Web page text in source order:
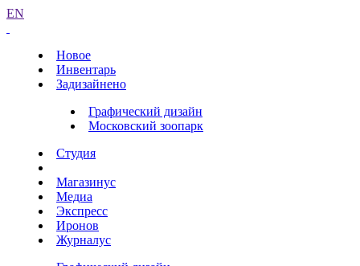
EN
Новое
Инвентарь
Задизайнено
Графический дизайн
Московский зоопарк
Студия
Магазинус
Медиа
Экспресс
Иронов
Журналус